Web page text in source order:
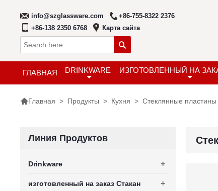
info@szglassware.com
+86-755-8322 2376
+86-138 2350 6768
Карта сайта

ГЛАВНАЯ DRINKWARE ИЗГОТОВЛЕННЫЙ НА
Главная > Продукты > Кухня > Стеклянные пластины
Линия Продуктов
+
Drinkware
+
изготовленный на заказ Стакан